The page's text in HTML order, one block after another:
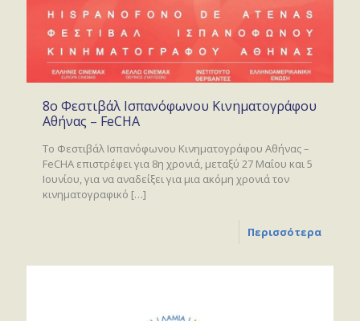
8ο Φεστιβάλ Ισπανόφωνου Κινηματογράφου
Αθήνας – FeCHA
Το Φεστιβάλ Ισπανόφωνου Κινηματογράφου Αθήνας –
FeCHA επιστρέφει για 8η χρονιά, μεταξύ 27 Μαΐου και 5
Ιουνίου, για να αναδείξει για μια ακόμη χρονιά τον
κινηματογραφικό […]
Περισσότερα